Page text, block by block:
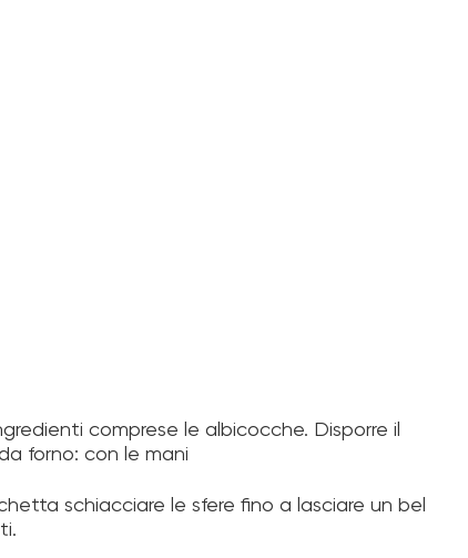
comprese le albicocche. Disporre il
forno: con le mani
schiacciare le sfere fino a lasciare un bel